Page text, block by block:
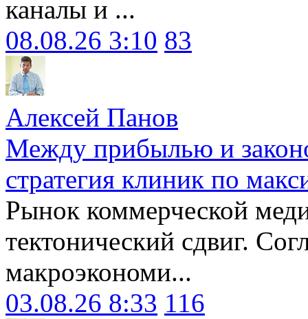
каналы и ...
08.08.26 3:10 83
Алексей Панов
Между прибылью и
стратегия клиник по
Рынок коммерческой
тектонический сдвиг.
макроэкономи...
03.08.26 8:33 116